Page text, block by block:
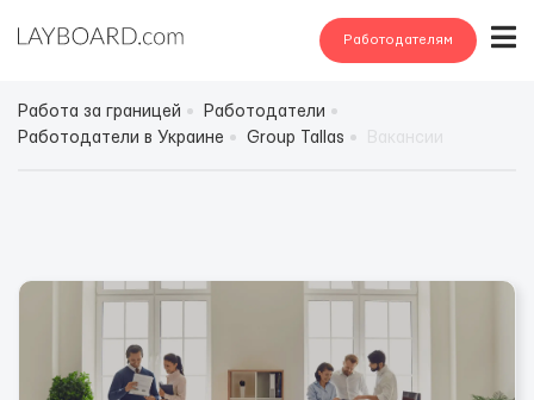
Работодателям
Работа за границей
Работодатели
Работодатели в Украине
Group Tallas